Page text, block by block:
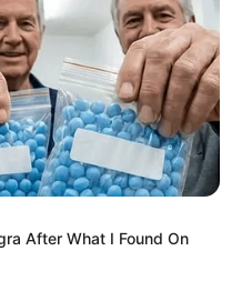
You Do This Once A
After What I Found On